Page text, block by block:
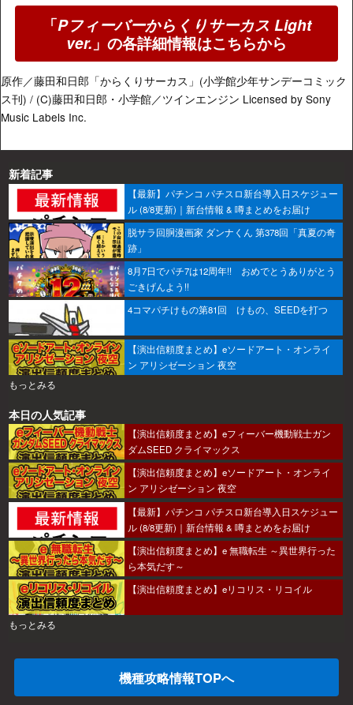
「Pフィーバーからくりサーカス Light
ver. 」の各詳細情報はこちらから
原作／藤田和日郎「からくりサーカス」(小学館少年サンデーコミック
ス刊) / (C)藤田和日郎・小学館／ツインエンジン Licensed by Sony
Music Labels Inc.
新着記事
【最新】パチンコ パチスロ新台導入日スケジュー
ル (8/8更新)｜新台情報 & 噂まとめをお届け
脱サラ回胴漫画家 ダンナくん 第378回「真夏の奇
跡」
8月7日でパチ7は12周年!! おめでとうありがとう
ごきげんよう!!
4コマパチけもの第81回 けもの、SEEDを打つ
【演出信頼度まとめ】eソードアート・オンライ
ン アリシゼーション 夜空
もっとみる
本日の人気記事
【演出信頼度まとめ】eフィーバー機動戦士ガン
ダムSEED クライマックス
【演出信頼度まとめ】eソードアート・オンライ
ン アリシゼーション 夜空
【最新】パチンコ パチスロ新台導入日スケジュー
ル (8/8更新)｜新台情報 & 噂まとめをお届け
【演出信頼度まとめ】e 無職転生 ～異世界行った
ら本気だす～
【演出信頼度まとめ】eリコリス・リコイル
もっとみる
機種攻略情報TOPへ